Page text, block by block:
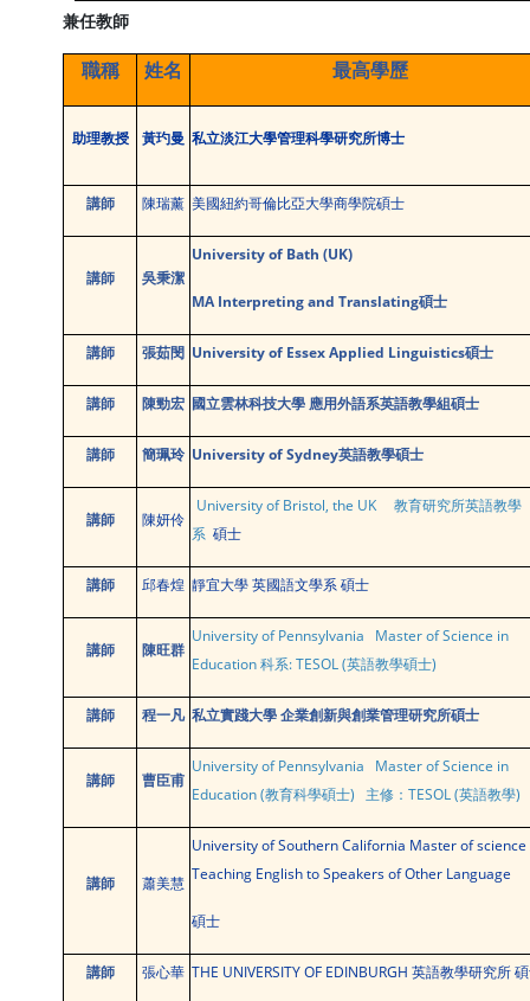
兼任教師
職稱 姓名 最高學歷
助理教授 黃玓曼 私立淡江大學管理科學研究所博士
講師 陳瑞薰 美國紐約哥倫比亞大學商學院碩士
講師 吳秉潔
University of Bath (UK)
MA Interpreting and Translating碩士
講師 張茹閔 University of Essex Applied Linguistics碩士
講師 陳勁宏 國立雲林科技大學 應用外語系英語教學組碩士
講師 簡珮玲 University of Sydney英語教學碩士
講師 陳妍伶
University of Bristol, the UK 教育研究所英語教學
系 碩士
講師 邱春煌 靜宜大學 英國語文學系 碩士
講師 陳旺群
University of Pennsylvania Master of Science in
Education 科系: TESOL (英語教學碩士)
講師 程一凡 私立實踐大學 企業創新與創業管理研究所碩士
講師 曹臣甫
University of Pennsylvania Master of Science in
Education (教育科學碩士) 主修：TESOL (英語教學)
講師 蕭美慧
University of Southern California Master of science
Teaching English to Speakers of Other Language
碩士
講師 張心華 THE UNIVERSITY OF EDINBURGH 英語教學研究所